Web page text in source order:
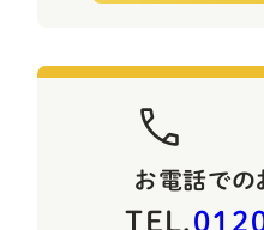
お電話での
TEL.